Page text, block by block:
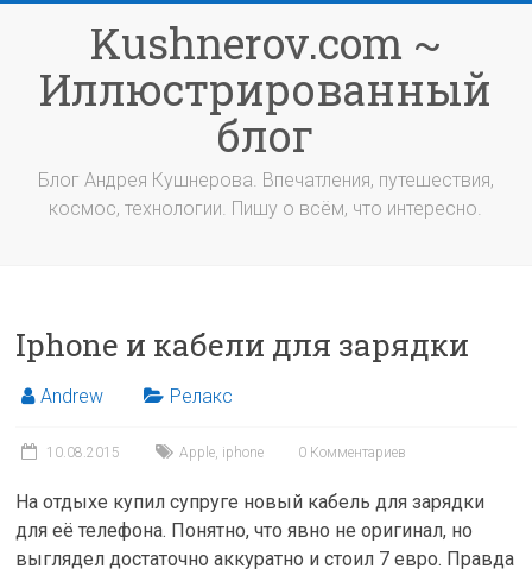
содержимомуKushnerov.com ~
Иллюстрированный
блог
Блог Андрея Кушнерова. Впечатления, путешествия,
космос, технологии. Пишу о всём, что интересно.
Iphone и кабели для зарядки
Andrew Релакс
10.08.2015 Apple, iphone 0 Комментариев
На отдыхе купил супруге новый кабель для зарядки
для её телефона. Понятно, что явно не оригинал, но
выглядел достаточно аккуратно и стоил 7 евро. Правда